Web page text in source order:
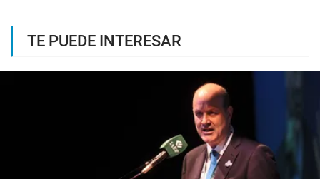
TE PUEDE INTERESAR